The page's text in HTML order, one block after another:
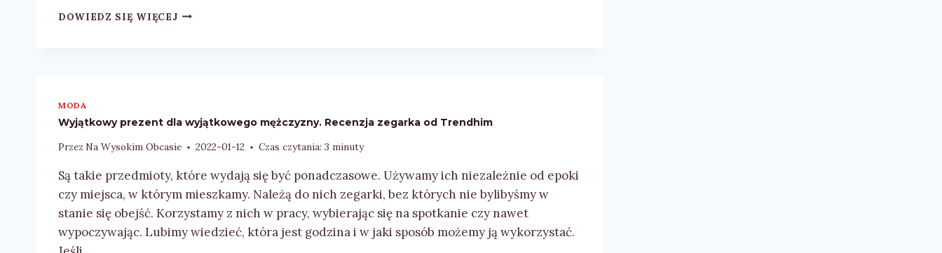
DOWIEDZ SIĘ WIĘCEJWYJĄTKOWY
MODA
Wyjątkowy prezent dla wyjątkowego mężczyzny. Recenzja zegarka od Trendhim
Przez Na Wysokim Obcasie 2022-01-12 Czas czytania: 3 minuty
Są takie przedmioty, które wydają się być ponadczasowe. Używamy ich niezależnie od epoki
czy miejsca, w którym mieszkamy. Należą do nich zegarki, bez których nie bylibyśmy w
stanie się obejść. Korzystamy z nich w pracy, wybierając się na spotkanie czy nawet
wypoczywając. Lubimy wiedzieć, która jest godzina i w jaki sposób możemy ją wykorzystać.